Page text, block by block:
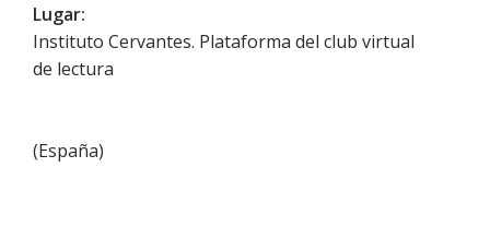
Lugar:
Instituto Cervantes. Plataforma del club virtual
de lectura
(España)